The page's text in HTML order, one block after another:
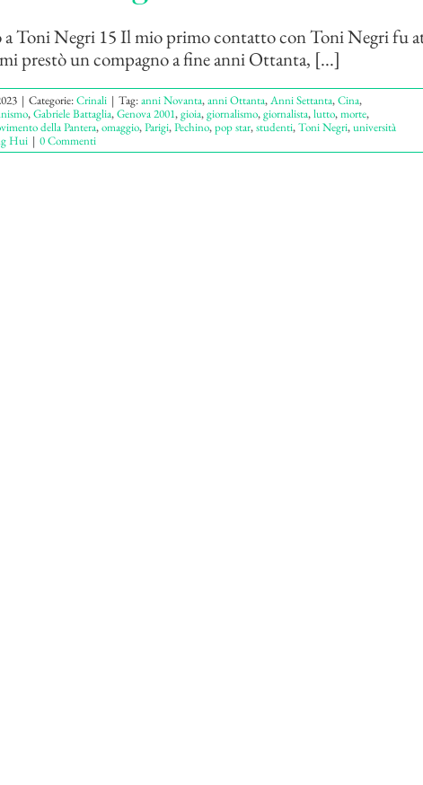
a Toni Negri 15 Il mio primo contatto con Toni Negri fu
prestò un compagno a fine anni Ottanta, [...]
| Categorie:Crinali | Tag:anni Novanta,anni Ottanta,Anni Settanta,Cina,
,Gabriele Battaglia,Genova 2001,gioia,giornalismo,giornalista,lutto,morte,
della Pantera,omaggio,Parigi,Pechino,pop star,studenti,Toni Negri,università
Hui | 0 Commenti